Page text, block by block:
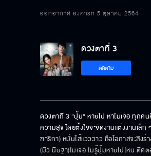
ออกอากาศ อังคารที่ 5 ตุลาคม 2564
ดวงตาที่ 3
ติดตาม
ดวงตาที่ 3 “ปุ้ม” หายไป หาไม่เจอ ทุกค
ความสุข โดยตั้งใจจะจัดงานแต่งงานเ
ฑาริกา) หมั่นไส้แวววาว ถือโอกาสจะสิง
(มิว นิษฐา)ไม่เจอ ไม่รู้ปุ้มหายไปไหน ติ